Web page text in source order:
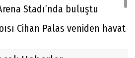
Stadı’nda buluştu
Cihan Palas yeniden hayat